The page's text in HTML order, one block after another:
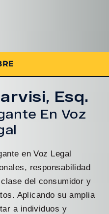
Esq.
En Voz
en Voz Legal
responsabilidad
del consumidor y
Aplicando su amplia
a individuos y